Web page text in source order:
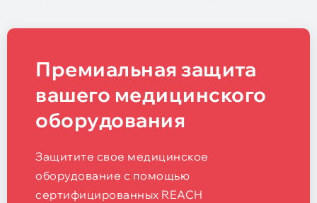
Премиальная защита
вашего медицинского
оборудования
Защитите свое медицинское
оборудование с помощью
сертифицированных REACH